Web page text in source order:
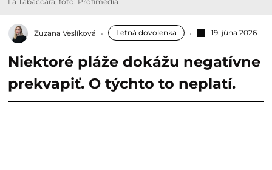
Zuzana Veslíková Letná dovolenka 19. júna 2026
Niektoré pláže dokážu negatívne
prekvapiť. O týchto to neplatí.